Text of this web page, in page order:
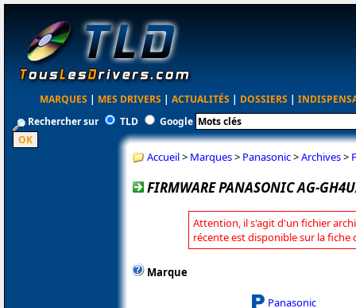
MARQUES | MES DRIVERS | ACTUALITÉS | DOSSIERS |
Rechercher sur
TLD Google
Accueil> Marques> Panasonic>Archives>
FIRMWARE PANASONIC AG-
Attention, il s'agit d'un fichier
récente est disponible sur la fiche
Marque
Panasonic